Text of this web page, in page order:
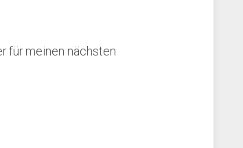
für meinen nächsten